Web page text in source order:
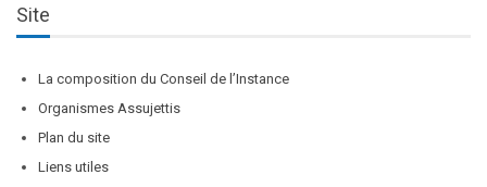
Site
La composition du Conseil de l’Instance
Organismes Assujettis
Plan du site
Liens utiles